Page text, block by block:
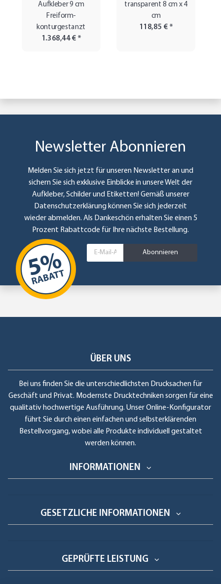
Aufkleber 9 cm
Freiform-
konturgestanzt
1.368,44 € *
transparent 8 cm x 4
cm
118,85 € *
Newsletter Abonnieren
Melden Sie sich jetzt für unseren Newsletter an und
sichern Sie sich exklusive Einblicke in unsere Welt der
Aufkleber, Schilder und Etiketten! Gemäß unserer
Datenschutzerklärung können Sie sich jederzeit
wieder abmelden. Als Dankeschön erhalten Sie einen 5
Prozent Rabattcode für Ihre nächste Bestellung.
Abonnieren
ÜBER UNS
Bei uns finden Sie die unterschiedlichsten Drucksachen für
Geschäft und Privat. Modernste Drucktechniken sorgen für eine
qualitativ hochwertige Ausführung. Unser Online-Konfigurator
führt Sie durch einen einfachen und selbsterklärenden
Bestellvorgang, wobei alle Produkte individuell gestaltet
werden können.
INFORMATIONEN
GESETZLICHE INFORMATIONEN
GEPRÜFTE LEISTUNG